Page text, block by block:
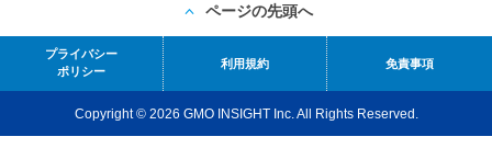
ページの先頭へ
プライバシー
ポリシー
利用規約 免責事項
Copyright © 2026 GMO INSIGHT Inc. All Rights Reserved.